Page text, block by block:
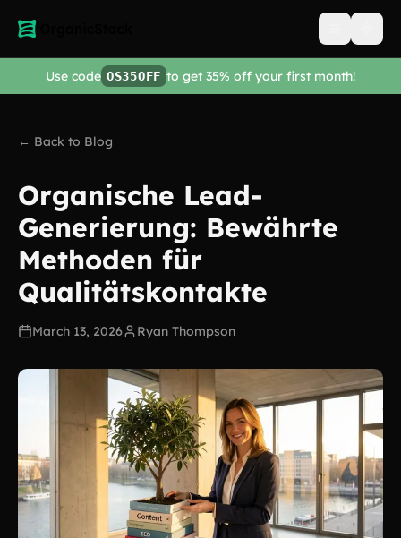
Open
Use code OS35OFF to get 35% off your first month!
← Back to Blog
Organische Lead-
Generierung: Bewährte
Methoden für
Qualitätskontakte
March 13, 2026 Ryan Thompson